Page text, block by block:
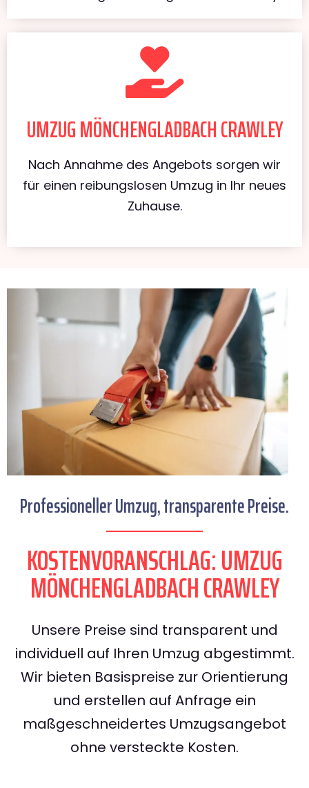
UMZUG MÖNCHENGLADBACH CRAWLEY
Nach Annahme des Angebots sorgen wir
für einen reibungslosen Umzug in Ihr neues
Zuhause.
Professioneller Umzug, transparente Preise.
KOSTENVORANSCHLAG: UMZUG
MÖNCHENGLADBACH CRAWLEY
Unsere Preise sind transparent und
individuell auf Ihren Umzug abgestimmt.
Wir bieten Basispreise zur Orientierung
und erstellen auf Anfrage ein
maßgeschneidertes Umzugsangebot
ohne versteckte Kosten.